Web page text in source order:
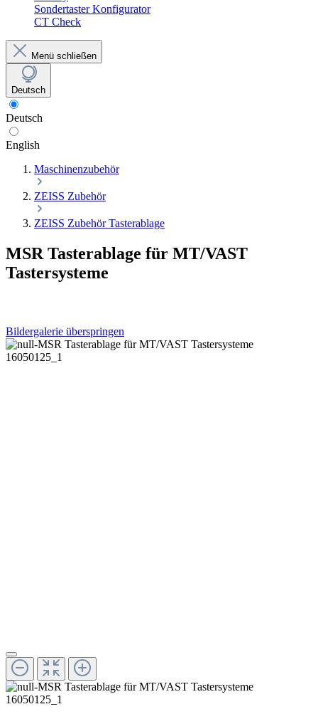
Sondertaster Konfigurator
CT Check
Menü schließen
Deutsch
Deutsch
English
Maschinenzubehör
ZEISS Zubehör
ZEISS Zubehör Tasterablage
MSR Tasterablage für MT/VAST
Tastersysteme
Bildergalerie überspringen